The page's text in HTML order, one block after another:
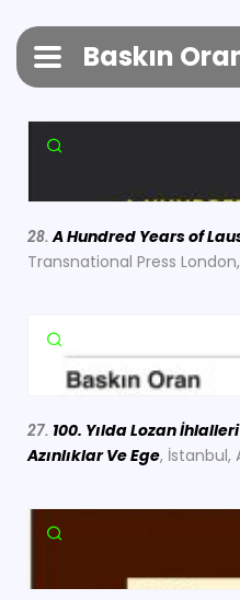
Baskın
28. A Hundred Years of
Transnational Press
27. 100. Yılda Lozan
Azınlıklar Ve Ege, İstanbul,